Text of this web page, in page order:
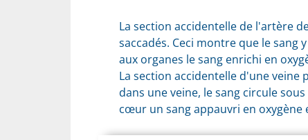
La section accidentelle de l'artère
saccadés. Ceci montre que le
aux organes le sang enrichi en
La section accidentelle d'une
dans une veine, le sang circule
cœur un sang appauvri en